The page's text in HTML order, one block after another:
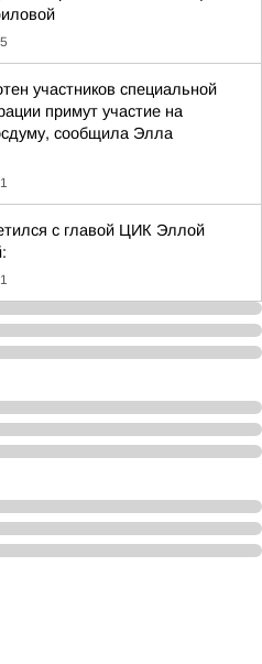
участников специальной
примут участие на
сообщила Элла
с главой ЦИК Эллой